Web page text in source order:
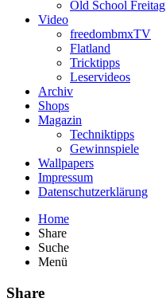
Old School Freitag
Video
freedombmxTV
Flatland
Tricktipps
Leservideos
Archiv
Shops
Magazin
Techniktipps
Gewinnspiele
Wallpapers
Impressum
Datenschutzerklärung
Home
Share
Suche
Menü
Share